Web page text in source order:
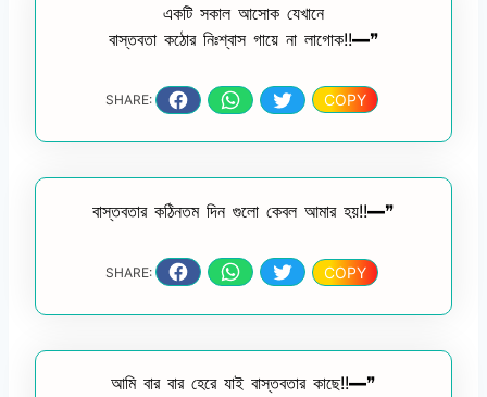
একটি সকাল আসোক যেখানে
বাস্তবতা কঠোর নিঃশ্বাস গায়ে না লাগোক!!━❞
SHARE: COPY
বাস্তবতার কঠিনতম দিন গুলো কেবল আমার হয়!!━❞
SHARE: COPY
আমি বার বার হেরে যাই বাস্তবতার কাছে!!━❞